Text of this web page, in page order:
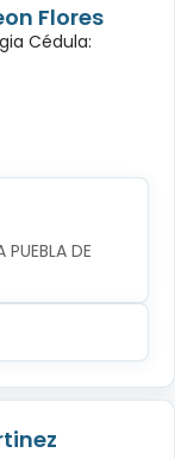
Flores
Cédula:
PUEBLA DE